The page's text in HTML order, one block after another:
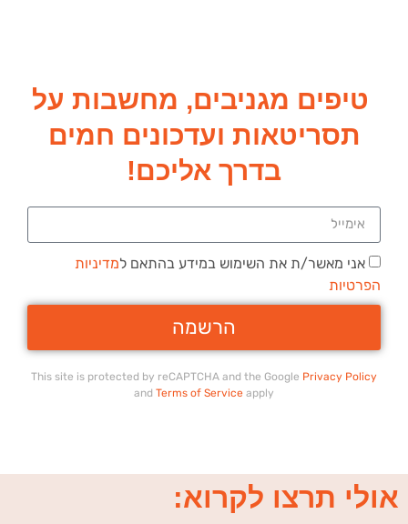
טיפים מגניבים, מחשבות על
תסריטאות ועדכונים חמים
בדרך אליכם!
אני מאשר/ת את השימוש במידע בהתאם למדיניות
הפרטיות
הרשמה
This site is protected by reCAPTCHA and the Google Privacy Policy
and Terms of Service apply
אולי תרצו לקרוא: